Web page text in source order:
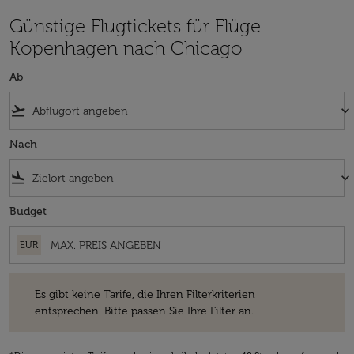
Günstige Flugtickets für Flüge
Kopenhagen nach Chicago
Ab
flight_takeoff keyboard_arrow_down
Nach
flight_land keyboard_arrow_down
Budget
EUR
Es gibt keine Tarife, die Ihren Filterkriterien
entsprechen. Bitte passen Sie Ihre Filter an.